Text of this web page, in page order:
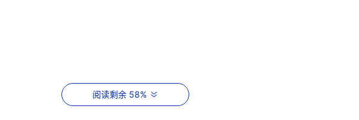
阅读剩余 58%